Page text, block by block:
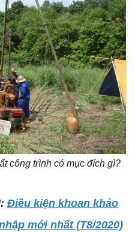
công trình có mục đích gì?
Điều kiện khoan khảo
mới nhất (T8/2020)